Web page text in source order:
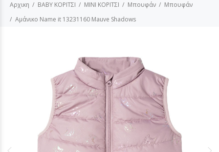
Αρχικη BABY ΚΟΡΙΤΣΙ MINI ΚΟΡΙΤΣΙ Μπουφάν
Μπουφάν
Αμάνικο Name it 13231160 Mauve Shadows